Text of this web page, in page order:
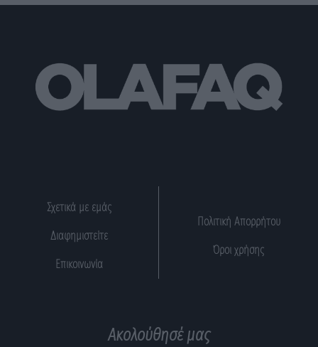
Σχετικά με εμάς
Διαφημιστείτε
Επικοινωνία
Πολιτική Απορρήτου
Όροι χρήσης
Ακολούθησέ μας